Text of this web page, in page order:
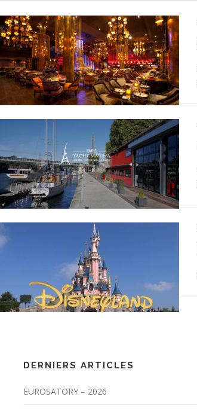
DERNIERS ARTICLES
EUROSATORY – 2026